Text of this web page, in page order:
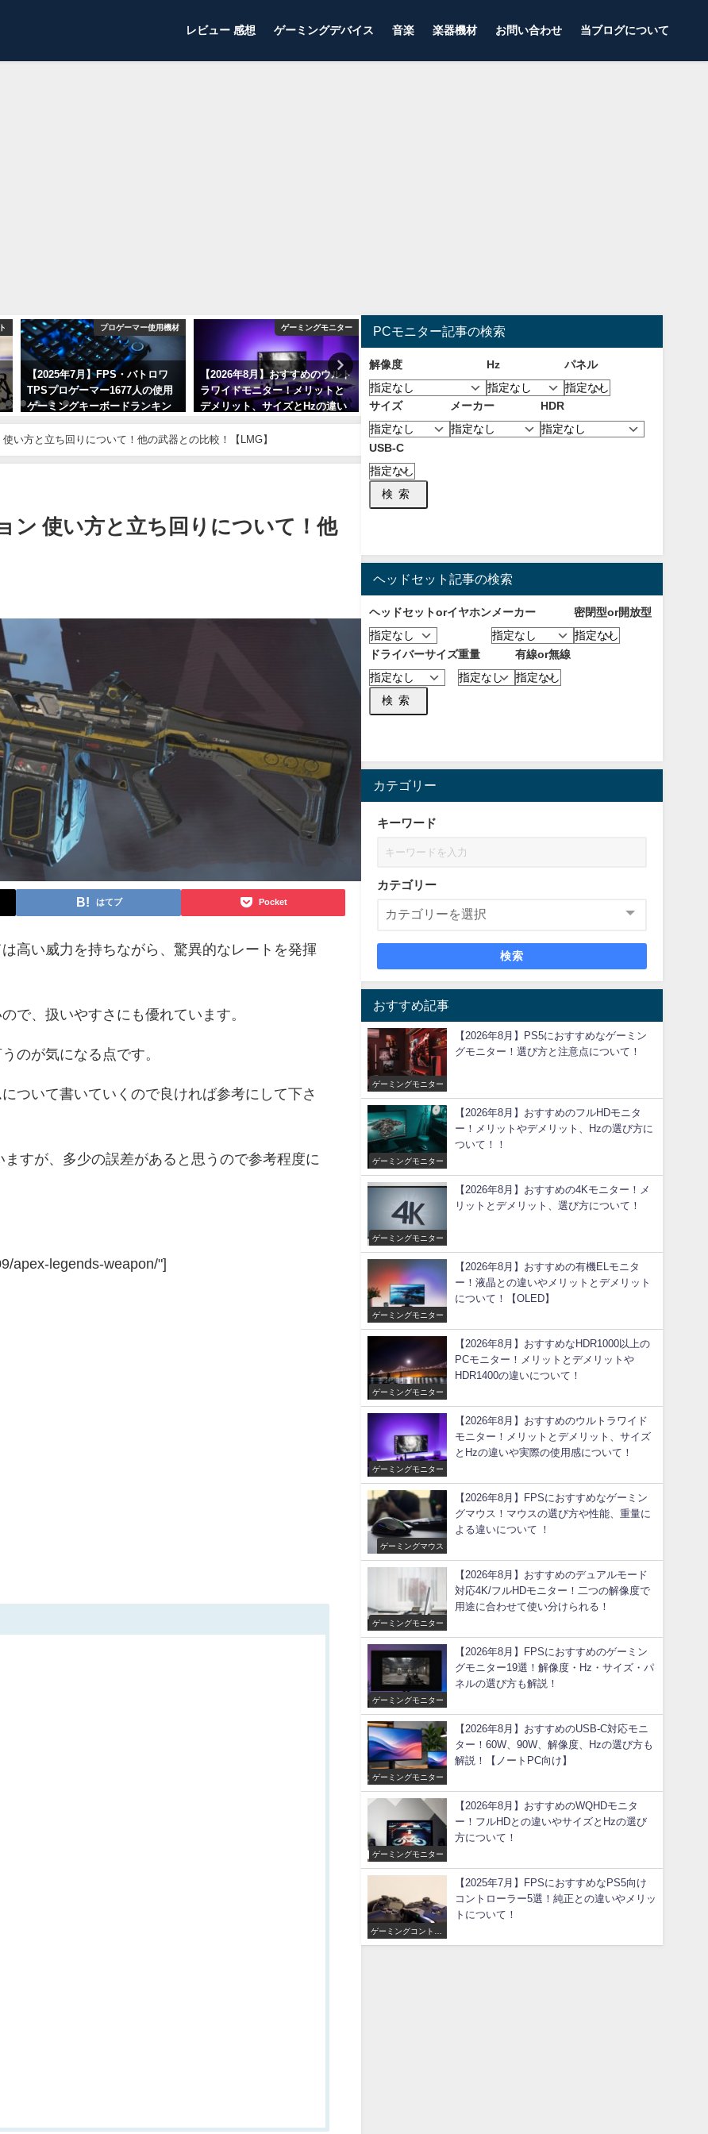
レビュー 感想 ゲーミングデバイス 音楽 楽器機材 お問い合わせ 当ブログについて
プロゲーマー使用機材
【2025年7月】FPS・バトロワ
TPSプロゲーマー1677人の使用
ゲーミングキーボードランキン
グ！人気メーカーとモデルを紹
介！
ゲーミングモニター
【2026年8月】おすすめのウルト
ラワイドモニター！メリットと
デメリット、サイズとHzの違い
や実際の使用感について！
2026年8月6日
ゲーミングモニター
ルモード対応4K/フルHDモニタ
ー！二つの解像度で用途に合わ
せて使い分けられる！
2026年8月1日
法！海外サーバーにするメリッ
トとおすすめなVPNについて！
【Steam版も可能】
い方と立ち回りについて！他の武器との比較！【LMG】
ン 使い方と立ち回りについて！他
はてブ Pocket
高い威力を持ちながら、驚異的なレートを発揮
で、扱いやすさにも優れています。
のが気になる点です。
ついて書いていくので良ければ参考にして下さ
すが、多少の誤差があると思うので参考程度に
apex-legends-weapon/"]
PCモニター記事の検索
解像度 Hz パネル
サイズ メーカー HDR
USB-C
検索
ヘッドセット記事の検索
ヘッドセットorイヤホン メーカー 密閉型or開放型
ドライバーサイズ重量 有線or無線
検索
カテゴリー
キーワード
カテゴリー
検索
おすすめ記事
ゲーミングモニター
【2026年8月】PS5におすすめなゲーミン
グモニター！選び方と注意点について！
ゲーミングモニター
【2026年8月】おすすめのフルHDモニタ
ー！メリットやデメリット、Hzの選び方に
ついて！！
ゲーミングモニター
【2026年8月】おすすめの4Kモニター！メ
リットとデメリット、選び方について！
ゲーミングモニター
【2026年8月】おすすめの有機ELモニタ
ー！液晶との違いやメリットとデメリット
について！【OLED】
ゲーミングモニター
【2026年8月】おすすめなHDR1000以上の
PCモニター！メリットとデメリットや
HDR1400の違いについて！
ゲーミングモニター
【2026年8月】おすすめのウルトラワイド
モニター！メリットとデメリット、サイズ
とHzの違いや実際の使用感について！
ゲーミングマウス
【2026年8月】FPSにおすすめなゲーミン
グマウス！マウスの選び方や性能、重量に
よる違いについて ！
ゲーミングモニター
【2026年8月】おすすめのデュアルモード
対応4K/フルHDモニター！二つの解像度で
用途に合わせて使い分けられる！
ゲーミングモニター
【2026年8月】FPSにおすすめのゲーミン
グモニター19選！解像度・Hz・サイズ・パ
ネルの選び方も解説！
ゲーミングモニター
【2026年8月】おすすめのUSB-C対応モニ
ター！60W、90W、解像度、Hzの選び方も
解説！【ノートPC向け】
ゲーミングモニター
【2026年8月】おすすめのWQHDモニタ
ー！フルHDとの違いやサイズとHzの選び
方について！
ゲーミングコントロ
ーラー
【2025年7月】FPSにおすすめなPS5向け
コントローラー5選！純正との違いやメリッ
トについて！